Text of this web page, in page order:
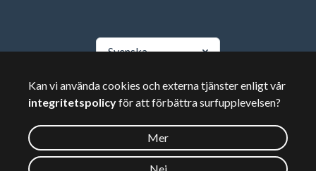
Svenska
🇸🇪Sverige
©2026Wannasport.dk
Kan vi använda cookies och externa tjänster enligt vår
integritetspolicyför att förbättra surfupplevelsen?
Mer